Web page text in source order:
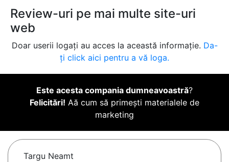
Review-uri pe mai multe site-uri
web
Doar userii logați au acces la această informație. Da-
ți click aici pentru a vă loga.
Este acesta compania dumneavoastră?
Felicitări! Aă cum să primești materialele de
marketing
Targu Neamt